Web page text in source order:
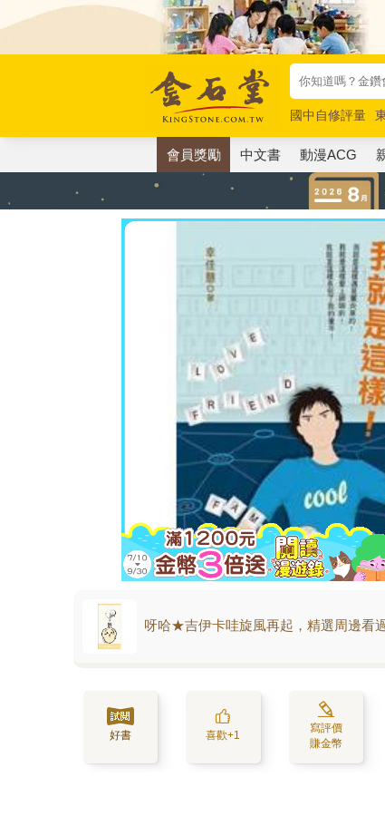
國中自修評量
唯紅花綻放
奧
會員獎勵 中文書 動漫ACG
呀哈★吉伊卡哇旋風再起，精選周邊看
好書 喜歡+1
寫評價
賺金幣